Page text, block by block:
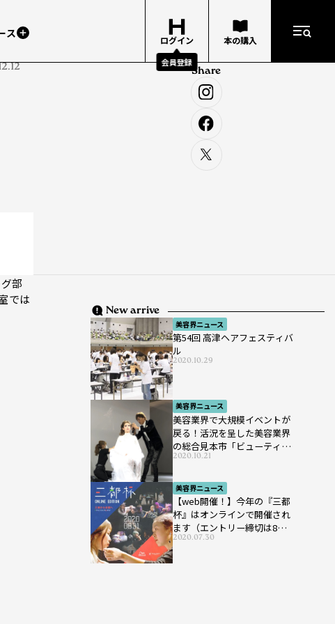
ス
ログイン
会員登録
本の購入
Share
部
では
New arrive
美容界ニュース
第54回 高津ヘアフェスティバ
ル
2020.10.29
美容界ニュース
美容業界で大規模イベントが
戻る！活況を呈した美容業界
の総合見本市「ビューティー
ワールド ジャパン ウエス
ト」が開催
2020.10.21
美容界ニュース
【web開催！】今年の『三都
杯』はオンラインで開催され
ます（エントリー締切は8月7
日まで）
2020.07.30